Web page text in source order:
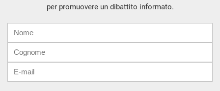
per promuovere un dibattito informato.
mail